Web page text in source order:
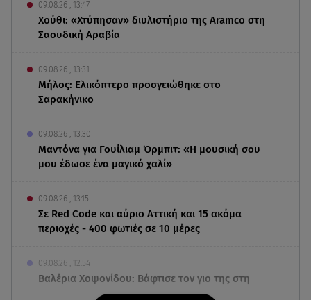
09.08.26 , 13:47
Χούθι: «Χτύπησαν» διυλιστήριο της Aramco στη
Σαουδική Αραβία
09.08.26 , 13:31
Μήλος: Ελικόπτερο προσγειώθηκε στο
Σαρακήνικο
09.08.26 , 13:30
Μαντόνα για Γουίλιαμ Όρμπιτ: «Η μουσική σου
μου έδωσε ένα μαγικό χαλί»
09.08.26 , 13:15
Σε Red Code και αύριο Αττική και 15 ακόμα
περιοχές - 400 φωτιές σε 10 μέρες
09.08.26 , 12:54
Βαλέρια Χοψονίδου: Βάφτισε τον γιο της στη
Βουλιαγμένη - Το όνομα που πήρε